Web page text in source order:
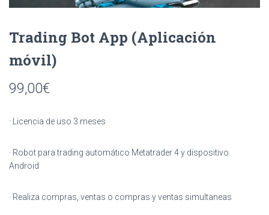
Trading Bot App (Aplicación
móvil)
99,00€
· Licencia de uso 3 meses
· Robot para trading automático Metatrader 4 y dispositivo
Android
· Realiza compras, ventas o compras y ventas simultaneas